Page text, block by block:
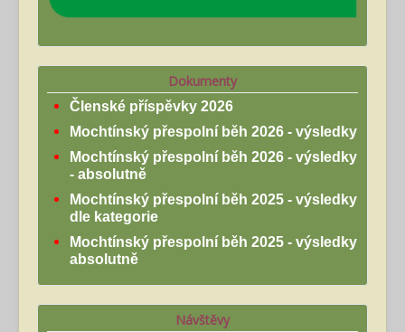
Dokumenty
Členské příspěvky 2026
Mochtínský přespolní běh 2026 - výsledky
Mochtínský přespolní běh 2026 - výsledky
- absolutně
Mochtínský přespolní běh 2025 - výsledky
dle kategorie
Mochtínský přespolní běh 2025 - výsledky
absolutně
Návštěvy